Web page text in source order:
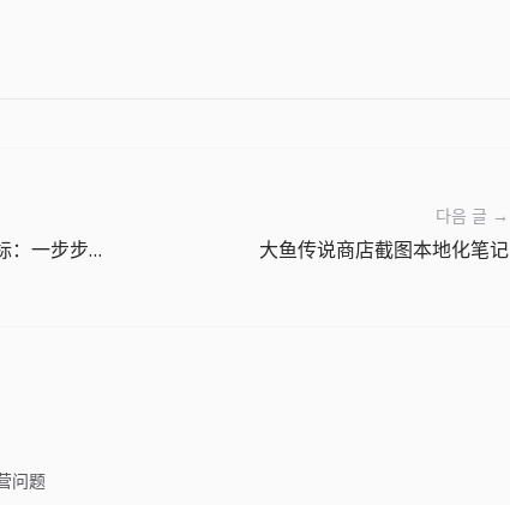
The Big One 鱼类图鉴每周目标：一步步减少空白格
다음 글 →
大鱼传说商店截图本地化笔记
问题